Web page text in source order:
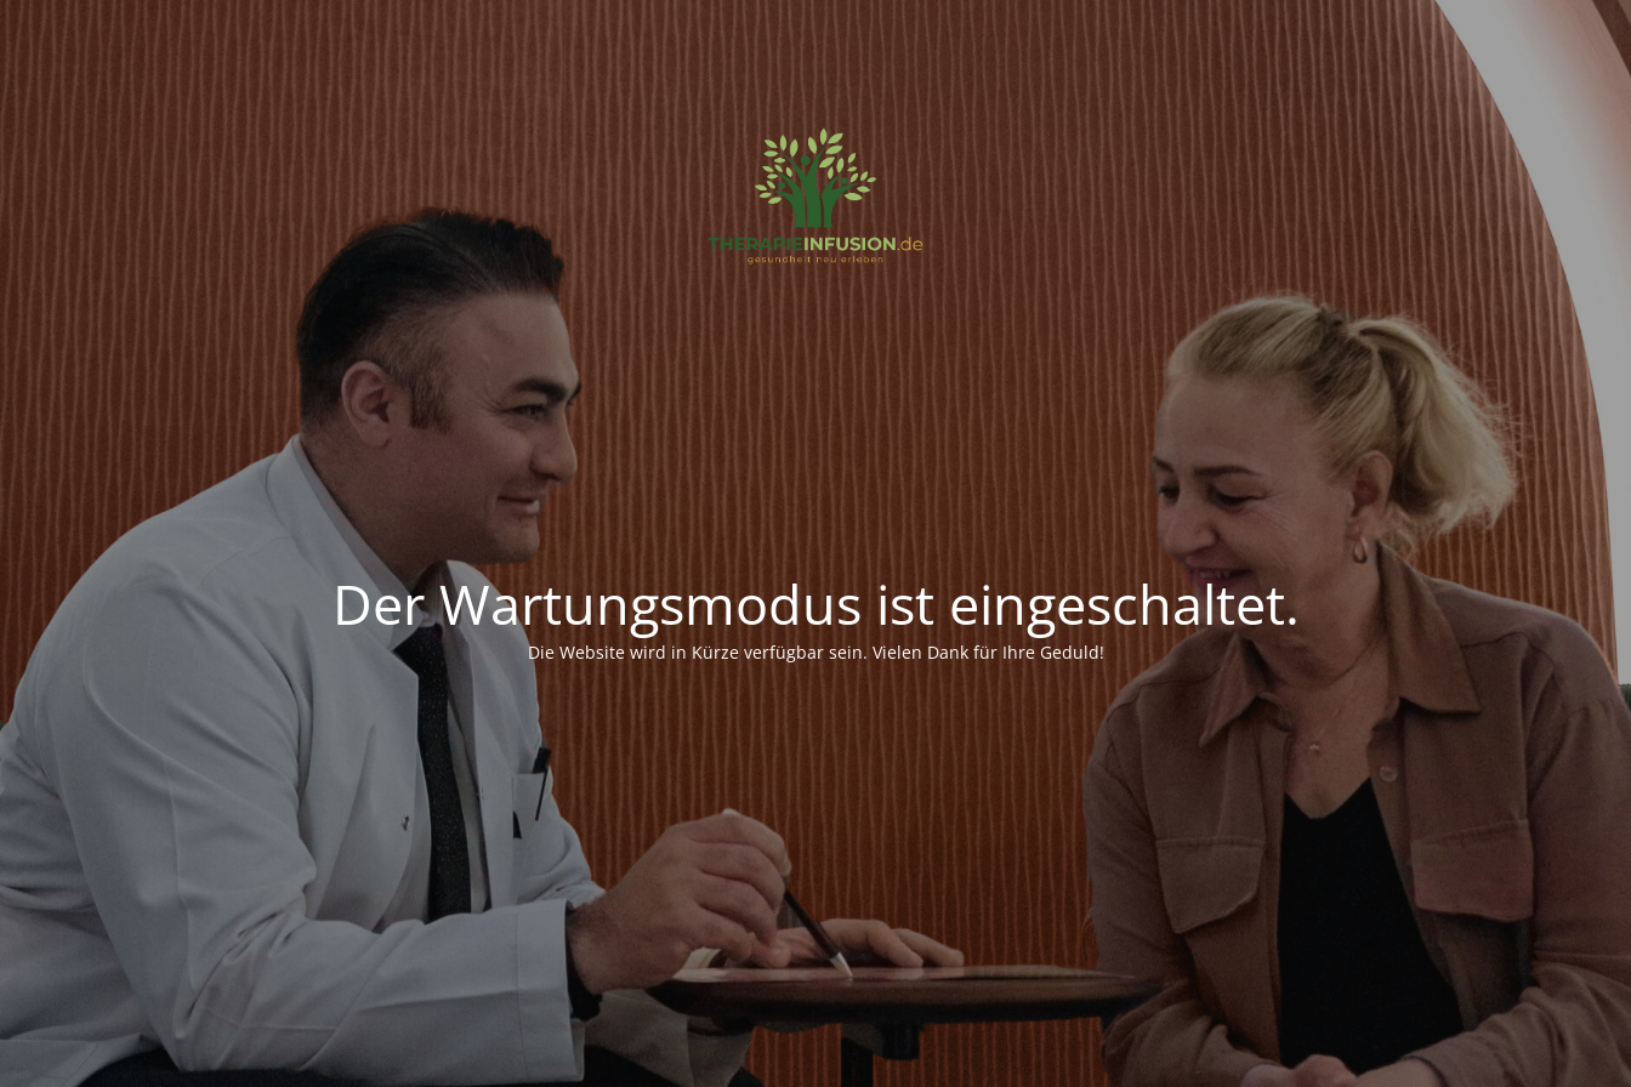
Der Wartungsmodus ist eingeschaltet.
Die Website wird in Kürze verfügbar sein. Vielen Dank für Ihre Geduld!